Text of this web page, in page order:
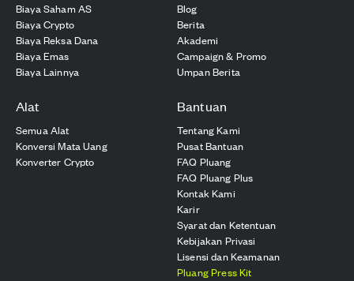
Biaya Saham AS
Biaya Crypto
Biaya Reksa Dana
Biaya Emas
Biaya Lainnya
Blog
Berita
Akademi
Campaign & Promo
Umpan Berita
Alat
Semua Alat
Konversi Mata Uang
Konverter Crypto
Bantuan
Tentang Kami
Pusat Bantuan
FAQ Pluang
FAQ Pluang Plus
Kontak Kami
Karir
Syarat dan Ketentuan
Kebijakan Privasi
Lisensi dan Keamanan
Pluang Press Kit